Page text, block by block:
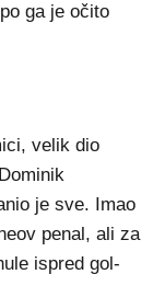
ga je očito
velik dio
je sve. Imao
penal, ali za
ispred gol-